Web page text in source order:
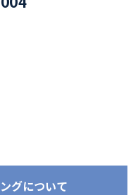
グについて